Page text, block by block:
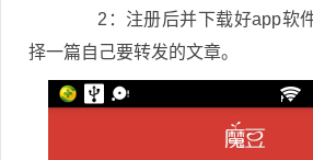
2：注册后并下载好app软
择一篇自己要转发的文章。